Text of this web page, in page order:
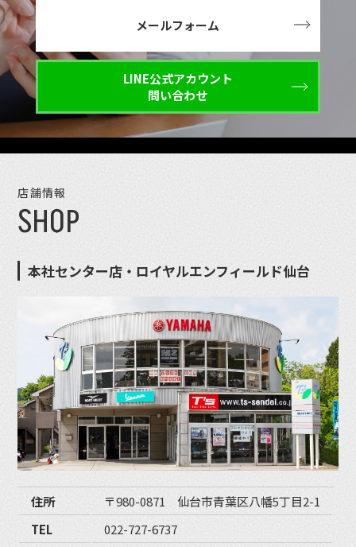
メールフォーム
LINE公式アカウント
問い合わせ
店舗情報
SHOP
本社センター店・ロイヤルエンフィールド仙台
住所
〒980-0871 仙台市青葉区八幡5丁目2-1
TEL
022-727-6737